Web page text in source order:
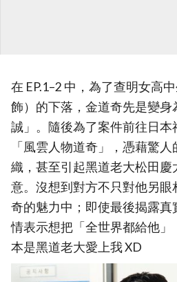
在 EP.1–2 中，為了查明女高
飾）的下落，金道奇先是變身
誠」。隨後為了案件前往日
「風雲人物道奇」，憑藉驚
織，甚至引起黑道老大松田慶
意。沒想到對方不只對他另
奇的魅力中；即使最後揭露
情表示想把「全世界都給他
本是黑道老大愛上我 XD